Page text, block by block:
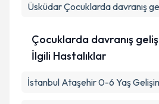
ÜsküdarÇocuklarda davranış
Çocuklarda davranış
İlgili Hastalıklar
İstanbul Ataşehir 0-6 Yaş